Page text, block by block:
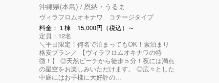
沖縄県(本島) / 恩納・うるま
ヴィラフロムオキナワ コテージタイプ
料金：１棟 15,000円（税込）～
定員：12名
＼平日限定！何名で泊まってもOK！素泊まり
格安プラン／ 【ヴィラフロムオキナワの特
徴！】 ◎天然ビーチから徒歩５分！夜には満点
の星空をお楽しみいただけます。 ◎広々とした
中庭にはお子様に大好評の...